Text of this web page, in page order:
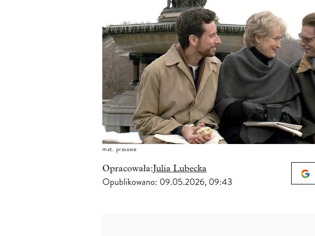
mat. prasowe
Opracowała:Julia Lubecka
Opublikowano: 09.05.2026, 09:43